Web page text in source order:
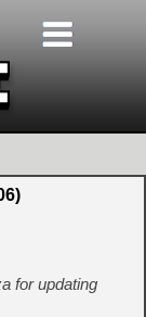
for updating